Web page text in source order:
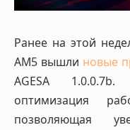
Ранее на этой
AM5 вышли новые
AGESA
оптимизация
позволяющая